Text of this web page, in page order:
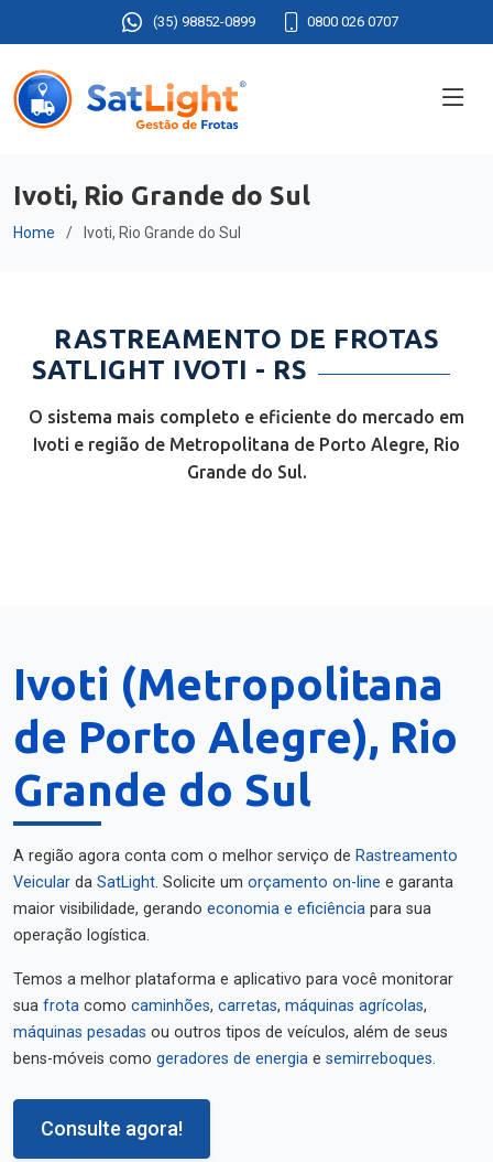
(35) 98852-0899 0800 026 0707
Ivoti, Rio Grande do Sul
Home Ivoti, Rio Grande do Sul
RASTREAMENTO DE FROTAS
SATLIGHT IVOTI - RS
O sistema mais completo e eficiente do mercado em
Ivoti e região de Metropolitana de Porto Alegre, Rio
Grande do Sul.
Ivoti (Metropolitana
de Porto Alegre), Rio
Grande do Sul
A região agora conta com o melhor serviço de Rastreamento
Veicular da SatLight. Solicite um orçamento on-line e garanta
maior visibilidade, gerando economia e eficiência para sua
operação logística.
Temos a melhor plataforma e aplicativo para você monitorar
sua frota como caminhões, carretas, máquinas agrícolas,
máquinas pesadas ou outros tipos de veículos, além de seus
bens-móveis como geradores de energia e semirreboques.
Consulte agora!